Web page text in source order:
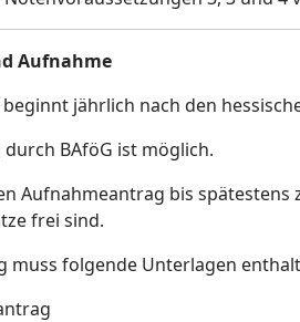
Aufnahme
jährlich nach den
BAföG ist möglich.
Aufnahmeantrag bis
frei sind.
muss folgende Unterlagen